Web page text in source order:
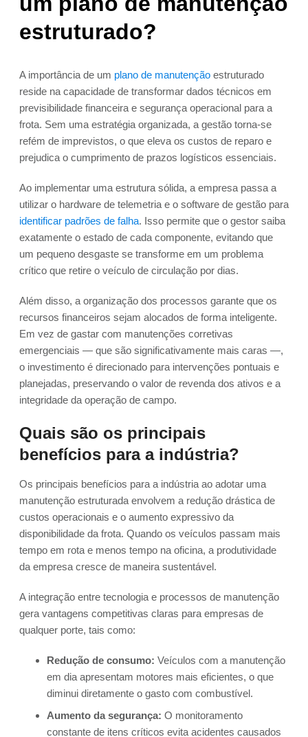
estruturado?
A importância de um plano de manutenção estruturado
reside na capacidade de transformar dados técnicos em
previsibilidade financeira e segurança operacional para a
frota. Sem uma estratégia organizada, a gestão torna-se
refém de imprevistos, o que eleva os custos de reparo e
prejudica o cumprimento de prazos logísticos essenciais.
Ao implementar uma estrutura sólida, a empresa passa a
utilizar o hardware de telemetria e o software de gestão para
identificar padrões de falha. Isso permite que o gestor saiba
exatamente o estado de cada componente, evitando que
um pequeno desgaste se transforme em um problema
crítico que retire o veículo de circulação por dias.
Além disso, a organização dos processos garante que os
recursos financeiros sejam alocados de forma inteligente.
Em vez de gastar com manutenções corretivas
emergenciais — que são significativamente mais caras —,
o investimento é direcionado para intervenções pontuais e
planejadas, preservando o valor de revenda dos ativos e a
integridade da operação de campo.
Quais são os principais
benefícios para a indústria?
Os principais benefícios para a indústria ao adotar uma
manutenção estruturada envolvem a redução drástica de
custos operacionais e o aumento expressivo da
disponibilidade da frota. Quando os veículos passam mais
tempo em rota e menos tempo na oficina, a produtividade
da empresa cresce de maneira sustentável.
A integração entre tecnologia e processos de manutenção
gera vantagens competitivas claras para empresas de
qualquer porte, tais como:
Redução de consumo: Veículos com a manutenção
em dia apresentam motores mais eficientes, o que
diminui diretamente o gasto com combustível.
Aumento da segurança: O monitoramento
constante de itens críticos evita acidentes causados